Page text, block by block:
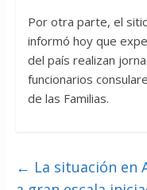
Por otra parte, el
informó hoy que
del país realizan
funcionarios
de las Familias.
← La situación en